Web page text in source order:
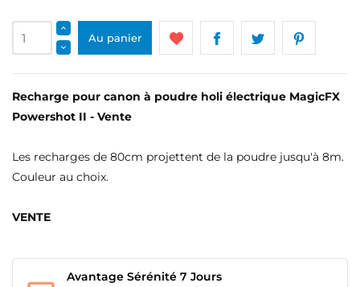
Au panier
Recharge pour canon à poudre holi électrique MagicFX
Powershot II - Vente
Les recharges de 80cm projettent de la poudre jusqu'à 8m.
Couleur au choix.
VENTE
Avantage Sérénité 7 Jours